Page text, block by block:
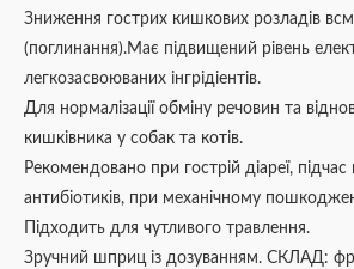
Зниження гострих кишкових розладів
(поглинання).Має підвищений рівень
легкозасвоюваних інгрідіентів.
Для нормалізації обміну речовин та
кишківника у собак та котів.
Рекомендовано при гострій діареї,
антибіотиків, при механічному
Підходить для чутливого травлення.
Зручний шприц із дозуванням. СКЛАД: